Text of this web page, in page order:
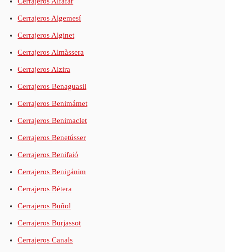
Cerrajeros Algemesí
Cerrajeros Alginet
Cerrajeros Almàssera
Cerrajeros Alzira
Cerrajeros Benaguasil
Cerrajeros Benimámet
Cerrajeros Benimaclet
Cerrajeros Benetússer
Cerrajeros Benifaió
Cerrajeros Benigánim
Cerrajeros Bétera
Cerrajeros Buñol
Cerrajeros Burjassot
Cerrajeros Canals